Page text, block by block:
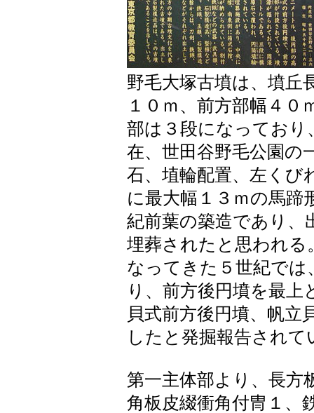
野毛大塚古墳は、墳丘
１０ｍ、前方部幅４０
部は３段になっており
在、世田谷野毛公園の
石、埴輪配置、左くび
に最大幅１３ｍの馬蹄
紀前葉の築造であり、
埋葬されたと思われる
なってきた５世紀では
り、前方後円墳を最上
貝式前方後円墳、帆立
したと発掘報告されて
第一主体部より、長方
角板皮綴衝角付冑１、